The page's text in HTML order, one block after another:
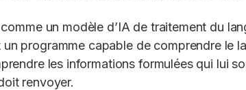
un modèle d’IA de traitement du
un programme capable de comprendre le
les informations formulées qui lui
renvoyer.